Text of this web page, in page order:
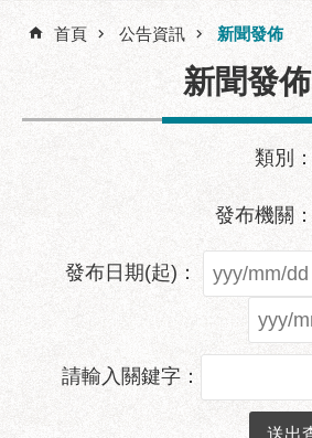
訊
服
關
介
務
訊
政
首頁 公告資訊 新聞發佈
新聞發佈
類別：
發布機關：
發布日期(起)：
請輸入關鍵字：